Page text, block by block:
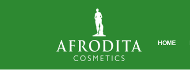
HOME